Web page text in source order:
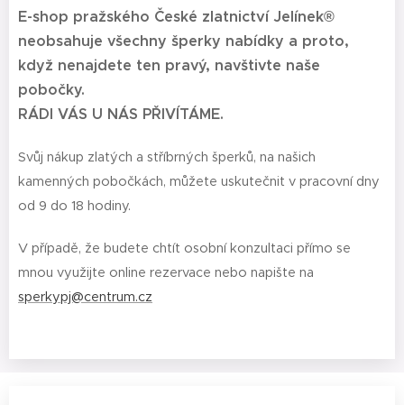
E-shop pražského České zlatnictví Jelínek®
neobsahuje všechny šperky nabídky a proto,
když nenajdete ten pravý, navštivte naše
pobočky.
RÁDI VÁS U NÁS PŘIVÍTÁME.
Svůj nákup zlatých a stříbrných šperků, na našich
kamenných pobočkách, můžete uskutečnit v pracovní dny
od 9 do 18 hodiny.
V případě, že budete chtít osobní konzultaci přímo se
mnou využijte online rezervace nebo napište na
sperkypj@centrum.cz